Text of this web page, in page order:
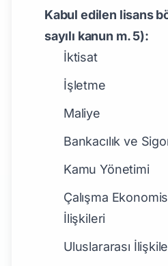
Kabul edilen lisans
sayılı kanun m. 5):
İktisat
İşletme
Maliye
Bankacılık ve
Kamu Yönetimi
Çalışma
İlişkileri
Uluslararası